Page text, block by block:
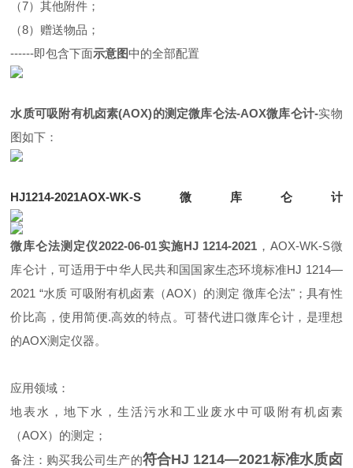
（7）其他附件；
（8）赠送物品；
------即包含下面示意图中的全部配置
水质可吸附有机卤素(AOX)的测定微库仑法-AOX微库仑计-实物
图如下：
HJ1214-2021AOX-WK-S微库仑计
微库仑法测定仪2022-06-01实施HJ 1214-2021，AOX-WK-S微
库仑计 ，可适用于中华人民共和国国家生态环境标准HJ 1214—
2021 “水质 可吸附有机卤素（AOX）的测定 微库仑法"；具有性
价比高，使用简便.高效的特点。可替代进口微库仑计，是理想
的AOX测定仪器。
应用领域：
地表水，地下水，生活污水和工业废水中可吸附有机卤素
（AOX）的测定；
备注：购买我公司生产的符合HJ 1214—2021标准水质卤